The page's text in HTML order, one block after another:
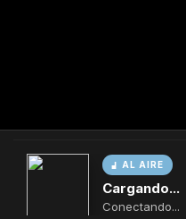
AL AIRE
Cargando...
Conectando...